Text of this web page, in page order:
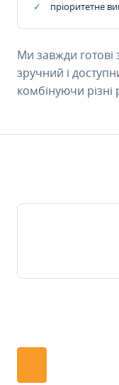
пріоритетне
Ми завжди готові
зручний і
комбінуючи різні